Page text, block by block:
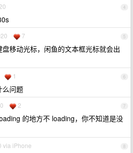
4
5
7
移动光标，闲鱼的文本框光标就会出
6
1
么问题
7
2
的地方不 loading，你不知道是没
8
via iPhone